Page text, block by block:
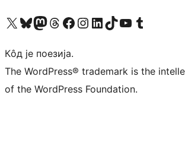
Visit our X (formerly Twitter) account
Посетите наш Bluesky налог
Visit our Mastodon account
Посетите наш налог на Threads-у Visit our Facebook page
Посетите наш Инстаграм налог
Visit our LinkedIn account
Посетите наш TikTok налог
Visit our YouTube channel
Посетите наш Tumblr налог
Кôд је поезија.
The WordPress® trademark is the
of the WordPress Foundation.